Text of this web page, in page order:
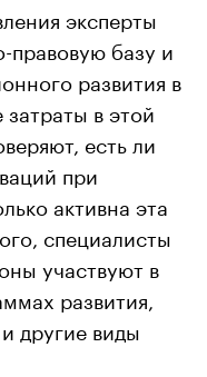
эксперты
правовую базу и
развития в
в этой
есть ли
при
активна эта
специалисты
участвуют в
развития,
другие виды